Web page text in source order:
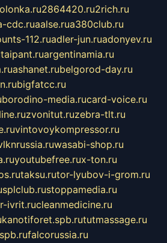
2864420.ru2rich.ru
cdc.ruaalse.rua380club.ru
112.ruadler-jun.ruadonyev.ru
argentinamia.ru
ashanet.rubelgorod-day.ru
bigfatcc.ru
borodino-media.rucard-voice.ru
zvonitut.ruzebra-tlt.ru
vintovoykompressor.ru
wasabi-shop.ru
youtubefree.rux-ton.ru
taksu.rutor-lyubov-i-grom.ru
splclub.rustoppamedia.ru
ivrit.rucleanmedicine.ru
kanotiforet.spb.rututmassage.ru
falcorussia.ru